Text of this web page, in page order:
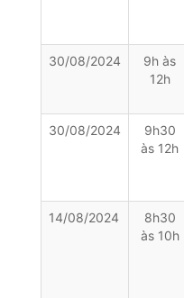
30/08/2024
9h às
12h
30/08/2024
9h30
às 12h
14/08/2024
8h30
às 10h